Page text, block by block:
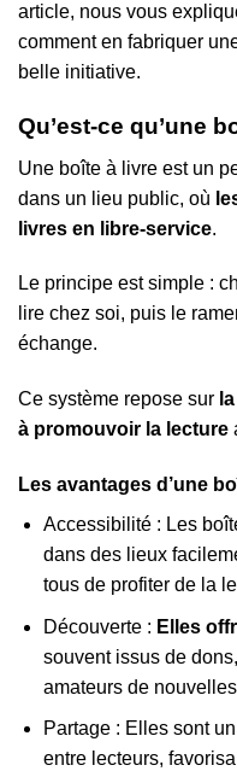
article, nous vous
comment en fabriquer
belle initiative.
Qu’est-ce qu’une
Une boîte à livre est un
dans un lieu public, où
livres en libre-service.
Le principe est simple :
lire chez soi, puis le
échange.
Ce système repose sur
à promouvoir la lecture
Les avantages d’une
Accessibilité : Les
dans des lieux
tous de profiter de la
Découverte : Elles
souvent issus de
amateurs de
Partage : Elles sont
entre lecteurs,